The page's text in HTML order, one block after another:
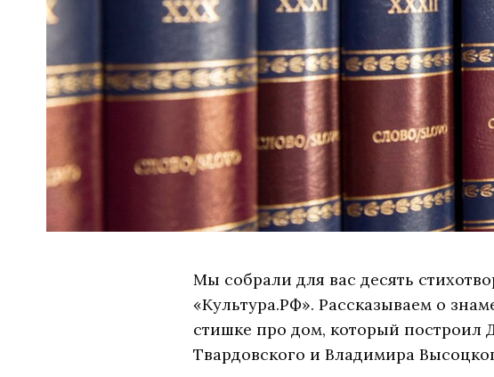
Мы собрали для вас десять
«Культура.РФ». Рассказываем о
стишке про дом, который построил
Твардовского и Владимира